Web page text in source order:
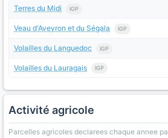
Terres du Midi IGP
Veau d'Aveyron et du Ségala IGP
Volailles du Languedoc IGP
Volailles du Lauragais IGP
Activité agricole
Parcelles agricoles declarees chaque annee